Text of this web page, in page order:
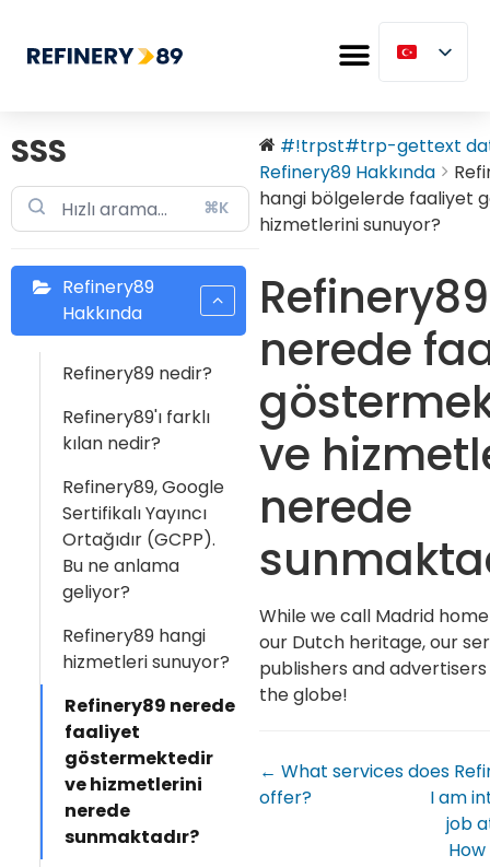
SSS
⌘K
Refinery89
Hakkında
Refinery89 nedir?
Refinery89'ı farklı
kılan nedir?
Refinery89, Google
Sertifikalı Yayıncı
Ortağıdır (GCPP).
Bu ne anlama
geliyor?
Refinery89 hangi
hizmetleri sunuyor?
Refinery89 nerede
faaliyet
göstermektedir
ve hizmetlerini
nerede
sunmaktadır?
#!trpst#trp-gettext
Refinery89 Hakkında
hangi bölgelerde faaliyet
hizmetlerini sunuyor?
Refinery89
nerede
ve
nerede
While we call Madrid
our Dutch heritage, our
publishers and
the globe!
← What services does
offer?
I am
job